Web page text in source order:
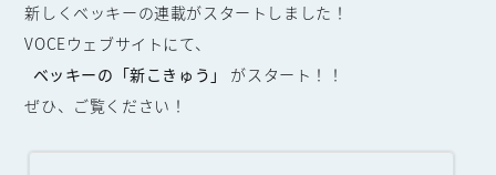
新しくベッキーの連載がスタートしました！
VOCEウェブサイトにて、
ベッキーの「新こきゅう」
がスタート！！
ぜひ、ご覧ください！